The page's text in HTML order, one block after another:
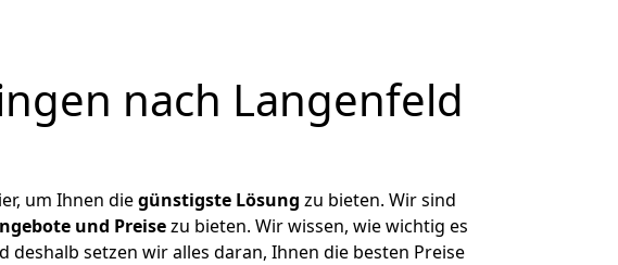
nach Langenfeld
um Ihnen diegünstigste Lösung zu bieten. Wir sind
und Preisezu bieten. Wir wissen, wie wichtig es
setzen wir alles daran, Ihnen die besten Preise